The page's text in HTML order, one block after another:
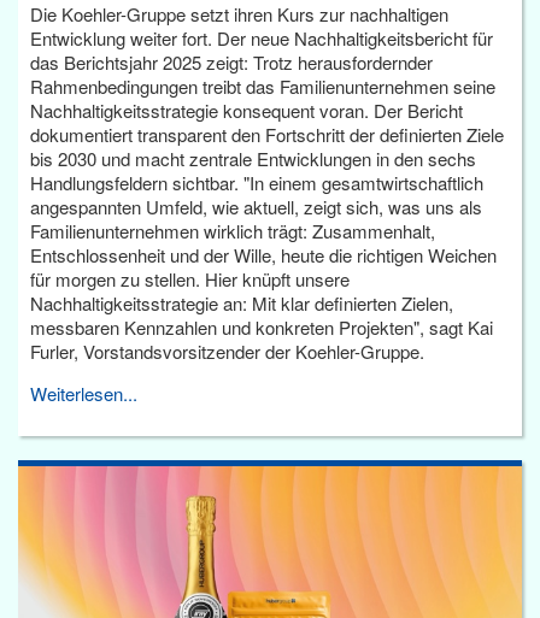
Die Koehler-Gruppe setzt ihren Kurs zur nachhaltigen
Entwicklung weiter fort. Der neue Nachhaltigkeitsbericht für
das Berichtsjahr 2025 zeigt: Trotz herausfordernder
Rahmenbedingungen treibt das Familienunternehmen seine
Nachhaltigkeitsstrategie konsequent voran. Der Bericht
dokumentiert transparent den Fortschritt der definierten Ziele
bis 2030 und macht zentrale Entwicklungen in den sechs
Handlungsfeldern sichtbar. "In einem gesamtwirtschaftlich
angespannten Umfeld, wie aktuell, zeigt sich, was uns als
Familienunternehmen wirklich trägt: Zusammenhalt,
Entschlossenheit und der Wille, heute die richtigen Weichen
für morgen zu stellen. Hier knüpft unsere
Nachhaltigkeitsstrategie an: Mit klar definierten Zielen,
messbaren Kennzahlen und konkreten Projekten", sagt Kai
Furler, Vorstandsvorsitzender der Koehler-Gruppe.
Weiterlesen...